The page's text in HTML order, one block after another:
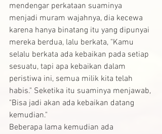
mendengar perkataan suaminya
menjadi muram wajahnya, dia kecewa
karena hanya binatang itu yang dipunyai
mereka berdua, lalu berkata, "Kamu
selalu berkata ada kebaikan pada setiap
sesuatu, tapi apa kebaikan dalam
peristiwa ini, semua milik kita telah
habis." Seketika itu suaminya menjawab,
"Bisa jadi akan ada kebaikan datang
kemudian."
Beberapa lama kemudian ada